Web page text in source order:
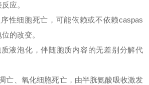
应。
性细胞死亡，可能依赖或不依赖caspas
的改变。
液泡化，伴随胞质内容的无差别分解代
亡、氧化细胞死亡，由半胱氨酸吸收激发